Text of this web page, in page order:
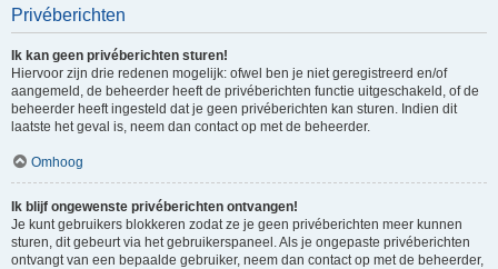
Privéberichten
Ik kan geen privéberichten sturen!
Hiervoor zijn drie redenen mogelijk: ofwel ben je niet geregistreerd en/of
aangemeld, de beheerder heeft de privéberichten functie uitgeschakeld, of de
beheerder heeft ingesteld dat je geen privéberichten kan sturen. Indien dit
laatste het geval is, neem dan contact op met de beheerder.
Omhoog
Ik blijf ongewenste privéberichten ontvangen!
Je kunt gebruikers blokkeren zodat ze je geen privéberichten meer kunnen
sturen, dit gebeurt via het gebruikerspaneel. Als je ongepaste privéberichten
ontvangt van een bepaalde gebruiker, neem dan contact op met de beheerder,